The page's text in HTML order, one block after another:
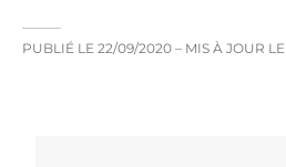
PUBLIÉ LE 22/09/2020 – MIS À JOUR LE